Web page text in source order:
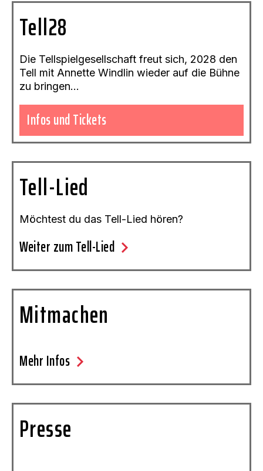
Tell28
Die Tellspielgesellschaft freut sich, 2028 den
Tell mit Annette Windlin wieder auf die Bühne
zu bringen…
Infos und Tickets
Tell-Lied
Möchtest du das Tell-Lied hören?
Weiter zum Tell-Lied chevron_right
Mitmachen
Mehr Infos chevron_right
Presse